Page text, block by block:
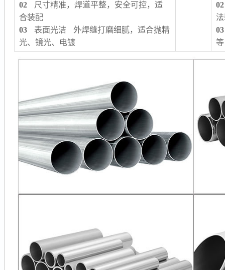
02 尺寸精准，焊道平整，安全可控，适
合装配
03 表面光洁 外焊缝打磨细腻，适合抛精
光、镜光、电镀
02
03